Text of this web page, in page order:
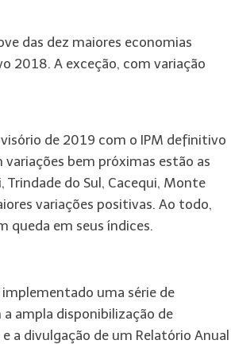
das dez maiores economias
2018. A exceção, com variação
de 2019 com o IPM definitivo
bem próximas estão as
Trindade do Sul, Cacequi, Monte
variações positivas. Ao todo,
queda em seus índices.
uma série de
ampla disponibilização de
a divulgação de um Relatório Anual